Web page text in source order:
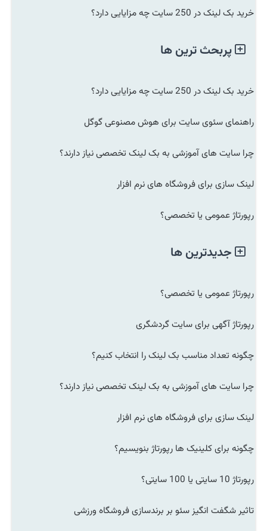
خرید بک لینک در 250 سایت چه مزایایی دارد؟
پربحث ترین ها
خرید بک لینک در 250 سایت چه مزایایی دارد؟
راهنمای سئوی سایت برای هوش مصنوعی گوگل
چرا سایت های آموزشی به بک لینک تخصصی نیاز دارند؟
لینک سازی برای فروشگاه های نرم افزار
رپورتاژ عمومی یا تخصصی؟
جدیدترین ها
رپورتاژ عمومی یا تخصصی؟
رپورتاژ آگهی برای سایت گردشگری
چگونه تعداد مناسب بک لینک را انتخاب کنیم؟
چرا سایت های آموزشی به بک لینک تخصصی نیاز دارند؟
لینک سازی برای فروشگاه های نرم افزار
چگونه برای کلینیک ها رپورتاژ بنویسیم؟
رپورتاژ 10 سایتی یا 100 سایتی؟
تاثیر شگفت انگیز سئو بر برندسازی فروشگاه ورزشی